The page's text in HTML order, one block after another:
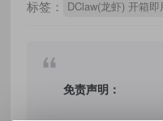
标签： DClaw(龙虾) 开箱
免责声明：